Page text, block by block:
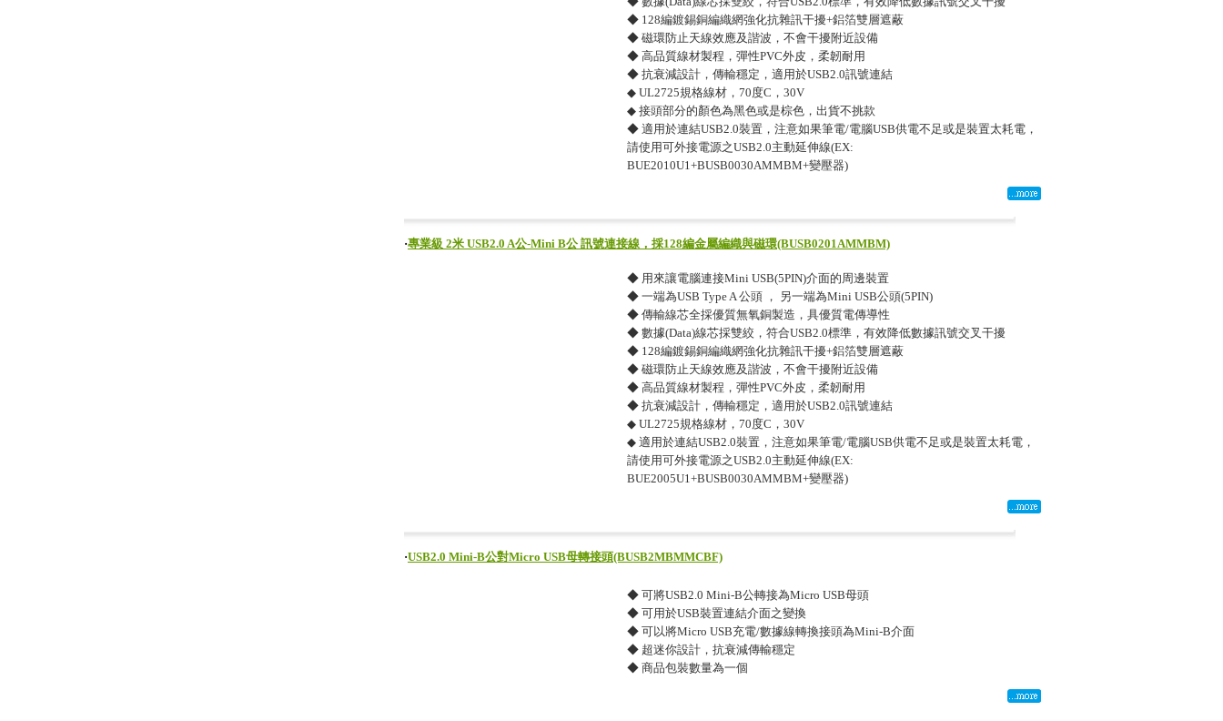
◆ 128編鍍錫銅編織網強化抗雜訊干擾+鋁箔雙層遮蔽
◆ 磁環防止天線效應及諧波，不會干擾附近設備
◆ 高品質線材製程，彈性PVC外皮，柔韌耐用
◆ 抗衰減設計，傳輸穩定，適用於USB2.0訊號連結
◆ UL2725規格線材，70度C，30V
◆ 接頭部分的顏色為黑色或是棕色，出貨不挑款
◆ 適用於連結USB2.0裝置，注意如果筆電/電腦USB供電不足或是裝置太耗電，
請使用可外接電源之USB2.0主動延伸線(EX:
BUE2010U1+BUSB0030AMMBM+變壓器)
‧專業級 2米 USB2.0 A公-Mini B公 訊號連接線，採128編金屬編織與磁環(BUSB0201AMMBM)
◆ 用來讓電腦連接Mini USB(5PIN)介面的周邊裝置
◆ 一端為USB Type A 公頭 ， 另一端為Mini USB公頭(5PIN)
◆ 傳輸線芯全採優質無氧銅製造，具優質電傳導性
◆ 數據(Data)線芯採雙絞，符合USB2.0標準，有效降低數據訊號交叉干擾
◆ 128編鍍錫銅編織網強化抗雜訊干擾+鋁箔雙層遮蔽
◆ 磁環防止天線效應及諧波，不會干擾附近設備
◆ 高品質線材製程，彈性PVC外皮，柔韌耐用
◆ 抗衰減設計，傳輸穩定，適用於USB2.0訊號連結
◆ UL2725規格線材，70度C，30V
◆ 適用於連結USB2.0裝置，注意如果筆電/電腦USB供電不足或是裝置太耗電，
請使用可外接電源之USB2.0主動延伸線(EX:
BUE2005U1+BUSB0030AMMBM+變壓器)
‧USB2.0 Mini-B公對Micro USB母轉接頭(BUSB2MBMMCBF)
◆ 可將USB2.0 Mini-B公轉接為Micro USB母頭
◆ 可用於USB裝置連結介面之變換
◆ 可以將Micro USB充電/數據線轉換接頭為Mini-B介面
◆ 超迷你設計，抗衰減傳輸穩定
◆ 商品包裝數量為一個